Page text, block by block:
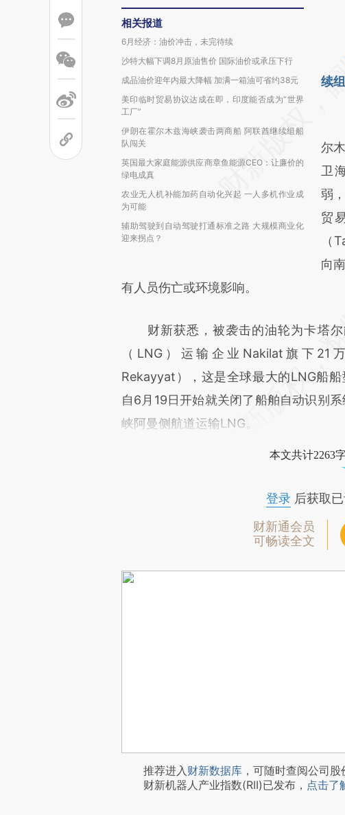
相关报道
6月经济：油价冲击，未完待续
沙特大幅下调8月原油售价 国际油价或承压下行
成品油价迎年内最大降幅 加满一箱油可省约38元
美印临时贸易协议达成在即，印度能否成为“世界
工厂”
伊朗在霍尔木兹海峡袭击两商船 阿联酋继续组船
队闯关
英国最大家庭能源供应商章鱼能源CEO：让廉价的
绿电成真
农业无人机补能加药自动化兴起 一人多机作业成
为可能
辅助驾驶到自动驾驶打通标准之路 大规模商业化
迎来拐点？
请
新
对
续
财
尔
卫
弱
贸
（
向
有人员伤亡或环境影响。
财新获悉，被袭击的油轮为卡塔尔
（LNG）运输企业Nakilat旗下21
Rekayyat），这是全球最大的LNG船
自6月19日开始就关闭了船舶自动识别
峡阿曼侧航道运输LNG。
本文共计2263
登录后获取已
财新通会员
可畅读全文
推荐进入财新数据库 ，可随时查阅公司
财新机器人产业指数(RII)已发布， 点击了